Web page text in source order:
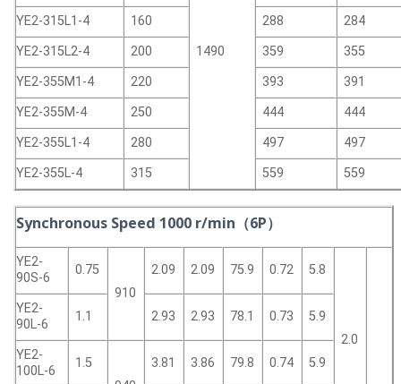
1490
YE2-315L1-4
160 288
284
YE2-315L2-4
200 359
355
YE2-355M1-4
220 393
391
YE2-355M-4
250 444
444
YE2-355L1-4
280 497
497
YE2-355L-4
315 559 559
Synchronous Speed 1000 r/min（6P）
YE2-
90S-6
0.75
910
2.09 2.09 75.9 0.72 5.8
2.0
YE2-
90L-6
1.1 2.93 2.93 78.1 0.73 5.9
YE2-
100L-6
1.5
3.81 3.86 79.8 0.74 5.9